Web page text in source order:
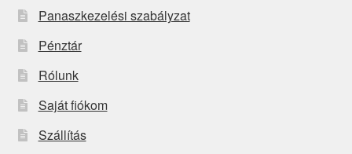
Panaszkezelési szabályzat
Pénztár
Rólunk
Saját fiókom
Szállítás